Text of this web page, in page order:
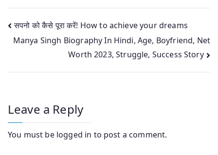
Post
navigation
सपनो को कैसे पूरा करें! How to achieve your dreams
Manya Singh Biography In Hindi, Age, Boyfriend, Net
Worth 2023, Struggle, Success Story
Leave a Reply
You must be logged in to post a comment.